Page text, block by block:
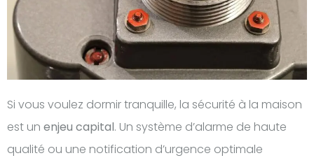
Si vous voulez dormir tranquille, la sécurité à la maison
est un enjeu capital. Un système d’alarme de haute
qualité ou une notification d’urgence optimale